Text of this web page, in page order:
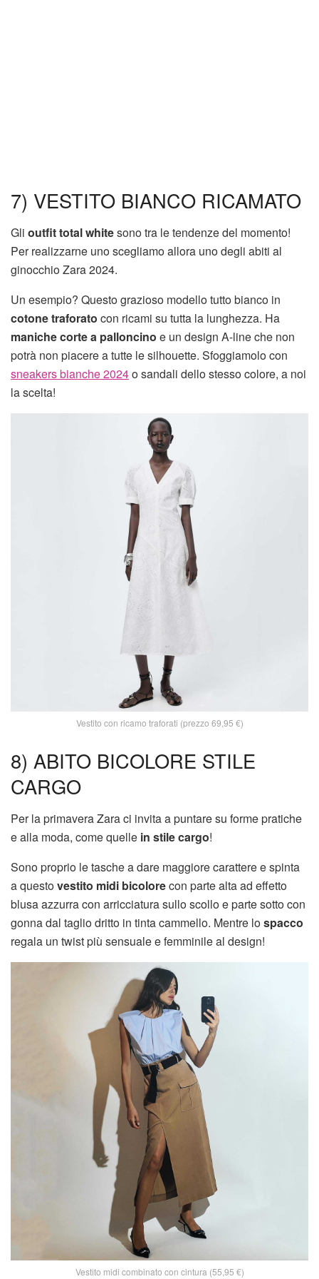
7) VESTITO BIANCO RICAMATO
Gli outfit total whitesono tra le tendenze del momento!
Per realizzarne uno scegliamo allora uno degli abiti al
ginocchio Zara 2024.
Un esempio? Questo grazioso modello tutto bianco in
cotone traforato con ricami su tutta la lunghezza. Ha
maniche corte a palloncino e un design A-line che non
potrà non piacere a tutte le silhouette. Sfoggiamolo con
sneakers bianche 2024o sandali dello stesso colore, a noi
la scelta!
Vestito con ricamo traforati (prezzo 69,95 €)
8) ABITO BICOLORE STILE
CARGO
Per la primavera Zara ci invita a puntare su forme pratiche
e alla moda, come quelle in stile cargo!
Sono proprio le tasche a dare maggiore carattere e spinta
a questovestito midi bicolorecon parte alta ad effetto
blusa azzurra con arricciatura sullo scollo e parte sotto con
gonna dal taglio dritto in tinta cammello. Mentre lospacco
regala un twist più sensuale e femminile al design!
Vestito midi combinato con cintura (55,95 €)